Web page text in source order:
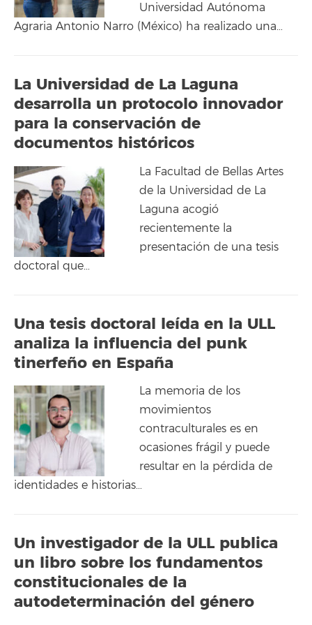
Universidad Autónoma
Agraria Antonio Narro (México) ha realizado una…
La Universidad de La Laguna
desarrolla un protocolo innovador
para la conservación de
documentos históricos
La Facultad de Bellas Artes
de la Universidad de La
Laguna acogió
recientemente la
presentación de una tesis
doctoral que…
Una tesis doctoral leída en la ULL
analiza la influencia del punk
tinerfeño en España
La memoria de los
movimientos
contraculturales es en
ocasiones frágil y puede
resultar en la pérdida de
identidades e historias…
Un investigador de la ULL publica
un libro sobre los fundamentos
constitucionales de la
autodeterminación del género